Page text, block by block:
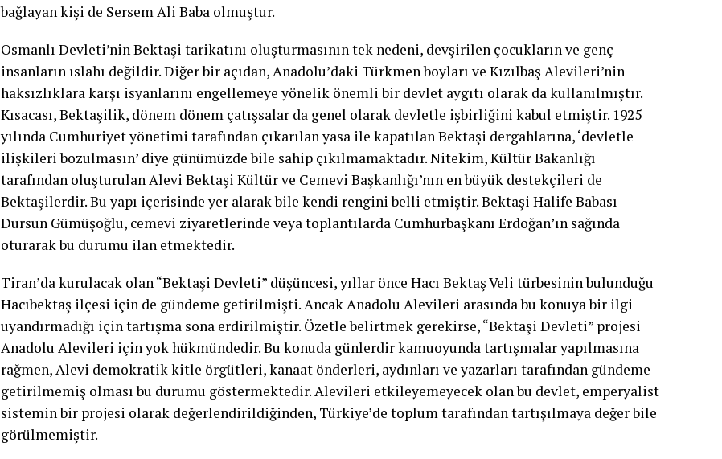
bağlayan kişi de Sersem Ali Baba olmuştur.
Osmanlı Devleti’nin Bektaşi tarikatını oluşturmasının tek nedeni, devşirilen çocukların ve genç
insanların ıslahı değildir. Diğer bir açıdan, Anadolu’daki Türkmen boyları ve Kızılbaş Alevileri’nin
haksızlıklara karşı isyanlarını engellemeye yönelik önemli bir devlet aygıtı olarak da kullanılmıştır.
Kısacası, Bektaşilik, dönem dönem çatışsalar da genel olarak devletle işbirliğini kabul etmiştir. 1925
yılında Cumhuriyet yönetimi tarafından çıkarılan yasa ile kapatılan Bektaşi dergahlarına, ‘devletle
ilişkileri bozulmasın’ diye günümüzde bile sahip çıkılmamaktadır. Nitekim, Kültür Bakanlığı
tarafından oluşturulan Alevi Bektaşi Kültür ve Cemevi Başkanlığı’nın en büyük destekçileri de
Bektaşilerdir. Bu yapı içerisinde yer alarak bile kendi rengini belli etmiştir. Bektaşi Halife Babası
Dursun Gümüşoğlu, cemevi ziyaretlerinde veya toplantılarda Cumhurbaşkanı Erdoğan’ın sağında
oturarak bu durumu ilan etmektedir.
Tiran’da kurulacak olan “Bektaşi Devleti” düşüncesi, yıllar önce Hacı Bektaş Veli türbesinin bulunduğu
Hacıbektaş ilçesi için de gündeme getirilmişti. Ancak Anadolu Alevileri arasında bu konuya bir ilgi
uyandırmadığı için tartışma sona erdirilmiştir. Özetle belirtmek gerekirse, “Bektaşi Devleti” projesi
Anadolu Alevileri için yok hükmündedir. Bu konuda günlerdir kamuoyunda tartışmalar yapılmasına
rağmen, Alevi demokratik kitle örgütleri, kanaat önderleri, aydınları ve yazarları tarafından gündeme
getirilmemiş olması bu durumu göstermektedir. Alevileri etkileyemeyecek olan bu devlet, emperyalist
sistemin bir projesi olarak değerlendirildiğinden, Türkiye’de toplum tarafından tartışılmaya değer bile
görülmemiştir.